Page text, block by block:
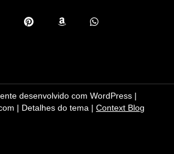
desenvolvido com WordPress
Detalhes do tema Context Blog